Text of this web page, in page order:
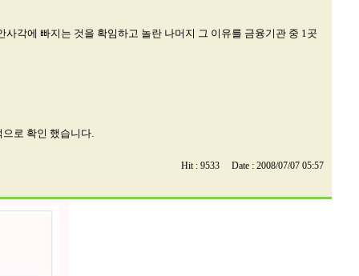
각에 빠지는 것을 확임하고 놀란 나머지 그 이유를 금융기관 중 1곳
로 확인 했습니다.
Hit : 9533 Date : 2008/07/07 05:57